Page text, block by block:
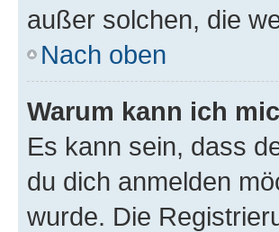
außer solchen, die
Nach oben
Warum kann ich
Es kann sein, dass
du dich anmelden
wurde. Die